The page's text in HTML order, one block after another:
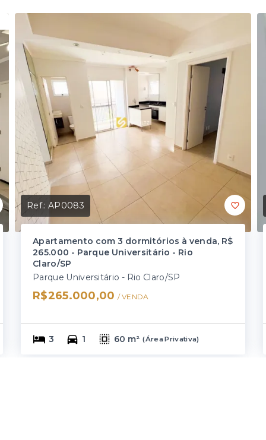
Ref.:AP0083
Apartamento com 3 dormitórios à venda, R$
265.000 - Parque Universitário - Rio
Claro/SP
Parque Universitário - Rio Claro/SP
R$265.000,00 / VENDA
3 1 60 m² (Área Privativa)